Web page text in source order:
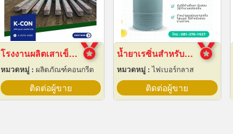
โรงงานผลิตเสาเข็ม สมุทรปราการ
หมวดหมู่ : ผลิตภัณฑ์คอนกรีต
ติดต่อผู้ขาย
น้ำยาเรซิ่นสำหรับงานหล่อไฟเบอร์กลาส ขายราคาส่ง
หมวดหมู่ :ไฟเบอร์กลาส
ติดต่อผู้ขาย